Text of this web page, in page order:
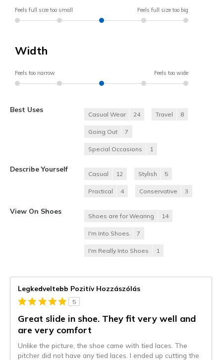
Feels full size too small Feels full size too big
Width
Feels too narrow Feels too wide
Best Uses
Casual Wear 24 Travel 8
Going Out 7
Special Occasions 1
Describe Yourself
Casual 12 Stylish 5
Practical 4 Conservative 3
View On Shoes
Shoes are for Wearing 14
I'm Into Shoes 7
I'm Really Into Shoes 1
Legkedveltebb Pozitív Hozzászólás
5
Great slide in shoe. They fit very well and
are very comfort
Unlike the picture, the shoe came with tied laces. The
pitcher did not have any tied laces. I ended up cutting the